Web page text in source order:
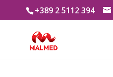
+389 2 5112 394